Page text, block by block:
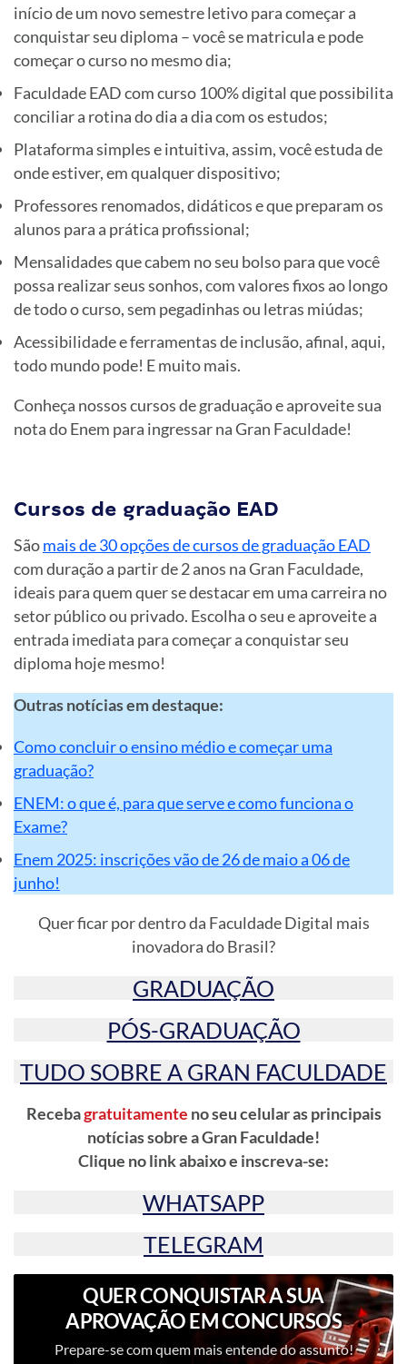
início de um novo semestre letivo para começar a
conquistar seu diploma – você se matricula e pode
começar o curso no mesmo dia;
Faculdade EAD com curso 100% digital que possibilita
conciliar a rotina do dia a dia com os estudos;
Plataforma simples e intuitiva, assim, você estuda de
onde estiver, em qualquer dispositivo;
Professores renomados, didáticos e que preparam os
alunos para a prática profissional;
Mensalidades que cabem no seu bolso para que você
possa realizar seus sonhos, com valores fixos ao longo
de todo o curso, sem pegadinhas ou letras miúdas;
Acessibilidade e ferramentas de inclusão, afinal, aqui,
todo mundo pode! E muito mais.
Conheça nossos cursos de graduação e aproveite sua
nota do Enem para ingressar na Gran Faculdade!
Cursos de graduação EAD
Sãomais de 30 opções de cursos de graduação EAD
com duração a partir de 2 anos na Gran Faculdade,
ideais para quem quer se destacar em uma carreira no
setor público ou privado. Escolha o seu e aproveite a
entrada imediata para começar a conquistar seu
diploma hoje mesmo!
Outras notícias em destaque:
Como concluir o ensino médio e começar uma
graduação?
ENEM: o que é, para que serve e como funciona o
Exame?
Enem 2025: inscrições vão de 26 de maio a 06 de
junho!
Quer ficar por dentro da Faculdade Digital mais
inovadora do Brasil?
GRADUAÇÃO
PÓS-GRADUAÇÃO
TUDO SOBRE A GRAN FACULDADE
Recebagratuitamente no seu celular as principais
notícias sobre a Gran Faculdade!
Clique no link abaixo e inscreva-se:
WHATSAPP
TELEGRAM
QUER CONQUISTAR A SUA
APROVAÇÃO EM CONCURSOS
PÚBLICOS?
Prepare-se com quem mais entende do assunto!